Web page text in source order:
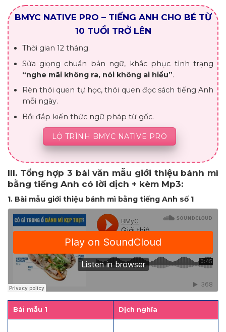
BMYC NATIVE PRO – TIẾNG ANH CHO BÉ TỪ
10 TUỔI TRỞ LÊN
Thời gian 12 tháng.
Sửa giọng chuẩn bản ngữ, khắc phục tình trạng
“nghe mãi không ra, nói không ai hiểu”.
Rèn thói quen tự học, thói quen đọc sách tiếng Anh
mỗi ngày.
Bồi đắp kiến thức ngữ pháp từ gốc.
LỘ TRÌNH BMYC NATIVE PRO
III. Tổng hợp 3 bài văn mẫu giới thiệu bánh mì
bằng tiếng Anh có lời dịch + kèm Mp3:
1. Bài mẫu giới thiệu bánh mì bằng tiếng Anh số 1
Bài mẫu 1 Dịch nghĩa